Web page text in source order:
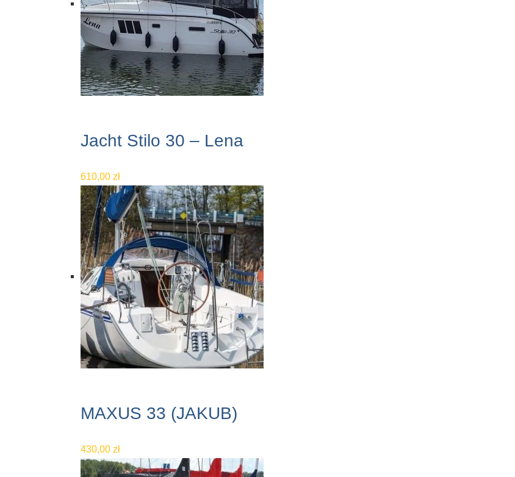
Jacht Stilo 30 – Lena
610,00 zł
MAXUS 33 (JAKUB)
430,00 zł